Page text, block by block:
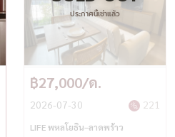
ประกาศนี้เช่าแล้ว
฿27,000/ด.
2026-07-30 221
LIFE พหลโยธิน–ลาดพร้าว